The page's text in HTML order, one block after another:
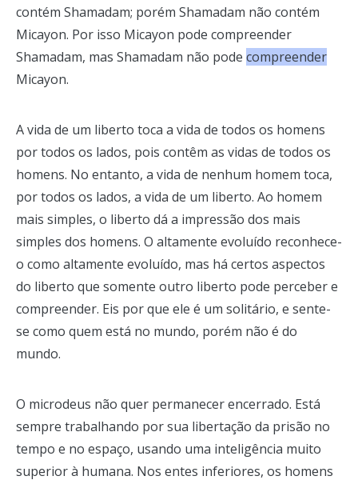
contém Shamadam; porém Shamadam não contém
Micayon. Por isso Micayon pode compreender
Shamadam, mas Shamadam não pode compreender
Micayon.
A vida de um liberto toca a vida de todos os homens
por todos os lados, pois contêm as vidas de todos os
homens. No entanto, a vida de nenhum homem toca,
por todos os lados, a vida de um liberto. Ao homem
mais simples, o liberto dá a impressão dos mais
simples dos homens. O altamente evoluído reconhece-
o como altamente evoluído, mas há certos aspectos
do liberto que somente outro liberto pode perceber e
compreender. Eis por que ele é um solitário, e sente-
se como quem está no mundo, porém não é do
mundo.
O microdeus não quer permanecer encerrado. Está
sempre trabalhando por sua libertação da prisão no
tempo e no espaço, usando uma inteligência muito
superior à humana. Nos entes inferiores, os homens